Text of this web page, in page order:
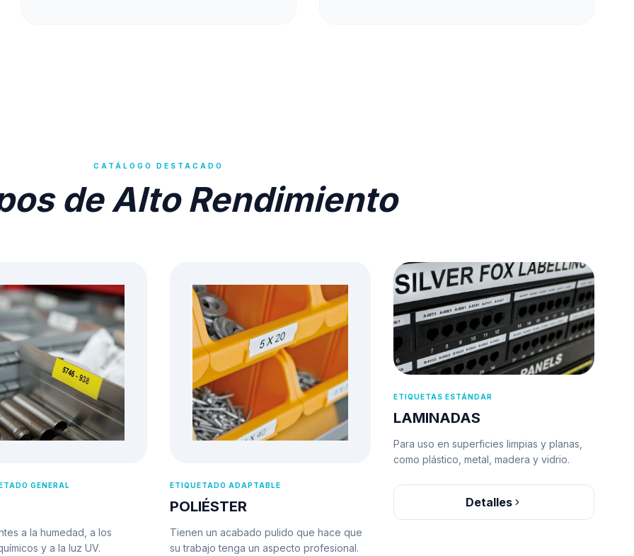
CATÁLOGO DESTACADO
de Alto Rendimiento
GENERAL
a la humedad, a los
y a la luz UV.
ETIQUETADO ADAPTABLE
POLIÉSTER
Tienen un acabado pulido que hace que
su trabajo tenga un aspecto profesional.
ETIQUETAS ESTÁNDAR
LAMINADAS
Para uso en superficies limpias y planas,
como plástico, metal, madera y vidrio.
Detalles